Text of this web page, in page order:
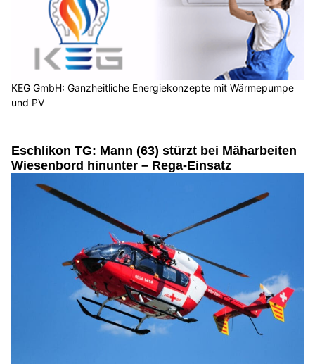
KEG GmbH: Ganzheitliche Energiekonzepte mit Wärmepumpe
und PV
Eschlikon TG: Mann (63) stürzt bei Mäharbeiten
Wiesenbord hinunter – Rega-Einsatz